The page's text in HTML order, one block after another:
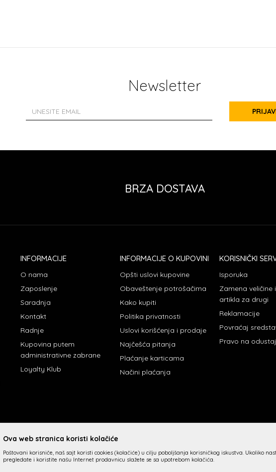
Newsletter
BRZA DOSTAVA
INFORMACIJE
O nama
Zaposlenje
Saradnja
Kontakt
Radnje
Kupovina putem
administrativne zabrane
Loyalty Klub
INFORMACIJE O KUPOVINI
Opšti uslovi kupovine
Obaveštenje potrošačima
Kako kupiti
Politika privatnosti
Uslovi korišćenja i prodaje
Najčešća pitanja
Plaćanje karticama
Načini plaćanja
KORISNIČKI
Isporuka
Zamena veličine
artikla za drugi
Reklamacije
Povraćaj
Pravo na
Ova web stranica koristi kolačiće
Poštovani korisniče, naš sajt koristi cookies (kolačiće) u cilju poboljšanja korisničkog iskustva. Ukoliko
pregledate i koristite našu Internet prodavnicu slažete se sa upotrebom kolačića.